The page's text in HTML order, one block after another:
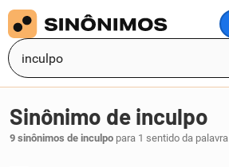
Sinônimo de inculpo
9 sinônimos de inculpo para 1 sentido da palavra